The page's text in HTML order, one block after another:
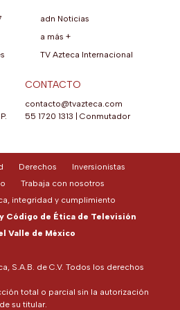
adn Noticias
a más +
TV Azteca Internacional
CONTACTO
contacto@tvazteca.com
55 1720 1313
Conmutador
S.A.B. de C.V. Todos los derechos
total o parcial sin la autorización
su titular.
Derechos
Inversionistas
Trabaja con nosotros
integridad y cumplimiento
Código de Ética de Televisión
Valle de México